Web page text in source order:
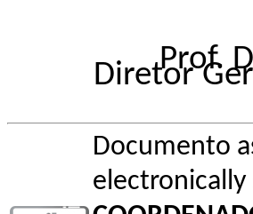
Prof.
Diretor
Documento
electronically